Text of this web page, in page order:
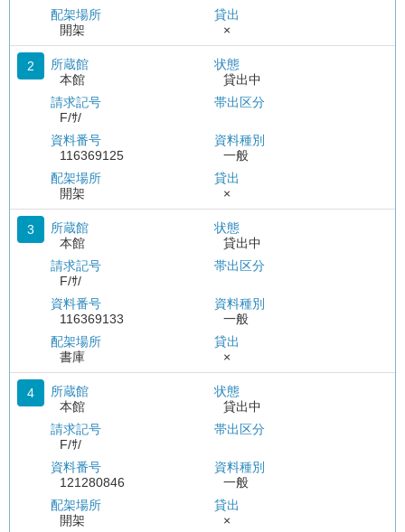
配架場所
開架
貸出
×
2
所蔵館
本館
請求記号
F/ｻ/
資料番号
116369125
配架場所
開架
状態
貸出中
帯出区分
資料種別
一般
貸出
×
3
所蔵館
本館
請求記号
F/ｻ/
資料番号
116369133
配架場所
書庫
状態
貸出中
帯出区分
資料種別
一般
貸出
×
4
所蔵館
本館
請求記号
F/ｻ/
資料番号
121280846
配架場所
開架
状態
貸出中
帯出区分
資料種別
一般
貸出
×